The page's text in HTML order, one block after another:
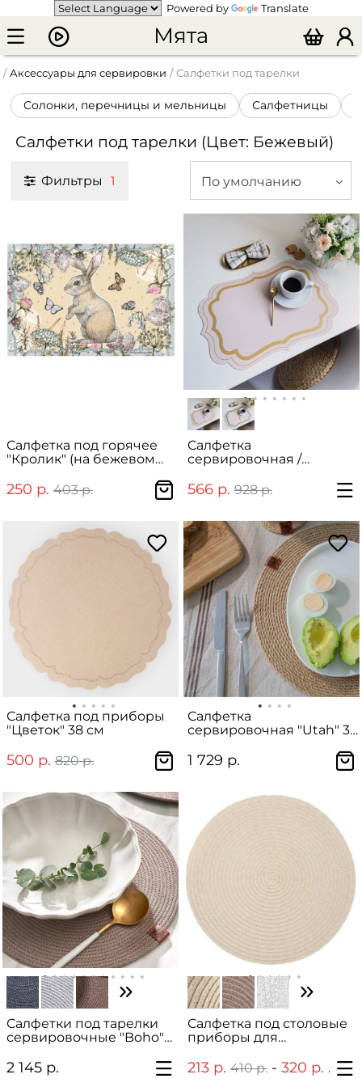
Powered by Translate
Мята
Аксессуары для сервировки Салфетки под тарелки
Солонки, перечницы и мельницы Салфетницы
Салфетки под тарелки (Цвет: Бежевый)
Фильтры 1 По умолчанию
Салфетка под горячее
"Кролик" (на бежевом
250 р. 403 р.
Салфетка
сервировочная /
фигурная
566 р. 928 р.
Салфетка под приборы
"Цветок" 38 см
500 р. 820 р.
Салфетка
сервировочная "Utah" 32
1 729 р.
Салфетки под тарелки
сервировочные "Boho"
2 145 р.
Салфетка под столовые
приборы для
"Комфорт" 38 см
213 р. 410 р. - 320 р. 615 р.